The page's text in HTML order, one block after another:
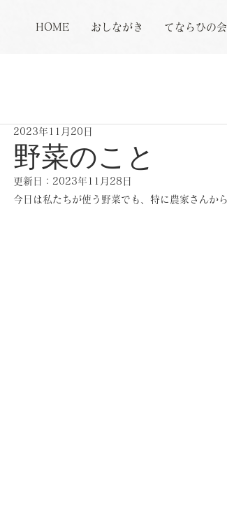
HOME おしながき てならひの会
野菜のこと
2023年11月20日
更新日： 2023年11月28日
今日は私たちが使う野菜でも、特に農家さんか